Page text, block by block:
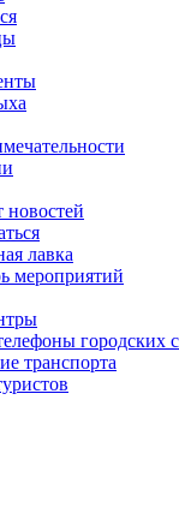
новостей
лавка
мероприятий
городских
транспорта